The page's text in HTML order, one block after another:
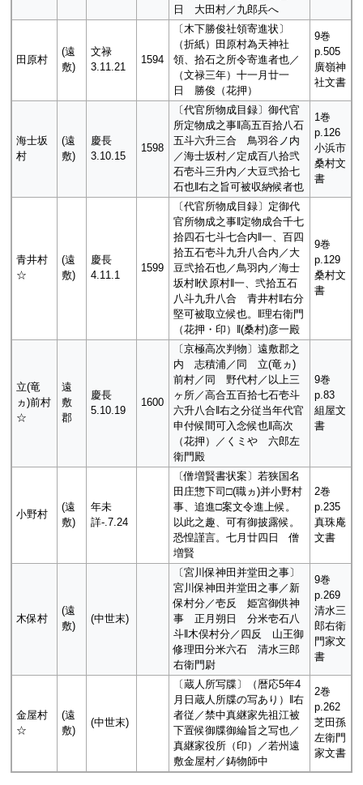
日 大田村／九郎兵へ
田原村
(遠
敷)
文禄
3.11.21
1594
〔木下勝俊社領寄進状〕
（折紙）田原村為天神社
領、拾石之所令寄進者也／
（文禄三年）十一月廿一
日 勝俊（花押）
9巻
p.505
廣嶺神
社文書
海士坂
村
(遠
敷)
慶長
3.10.15
1598
〔代官所物成目録〕御代官
所定物成之事‖高五百拾八石
五斗六升三合 鳥羽谷ノ内
／海士坂村／定成百八拾弐
石壱斗三升内／大豆弐拾七
石也‖右之旨可被収納候者也
1巻
p.126
小浜市
桑村文
書
青井村
☆
(遠
敷)
慶長
4.11.1
1599
〔代官所物成目録〕定御代
官所物成之事‖定物成合千七
拾四石七斗七合内‖一、百四
拾五石壱斗九升八合内／大
豆弐拾石也／鳥羽内／海士
坂村‖伏原村‖一、弐拾五石
八斗九升八合 青井村‖右分
堅可被取立候也。‖理右衛門
（花押・印）‖(桑村)彦一殿
9巻
p.129
桑村文
書
立(竜
ヵ)前村
☆
遠
敷
郡
慶長
5.10.19
1600
〔京極高次判物〕遠敷郡之
内 志積浦／同 立(竜ヵ)
前村／同 野代村／以上三
ヶ所／高合五百拾七石壱斗
六升八合‖右之分従当年代官
申付候間可入念候也‖高次
（花押）／くミや 六郎左
衛門殿
9巻
p.83
組屋文
書
小野村
(遠
敷)
年未
詳-.7.24
〔僧増賢書状案〕若狭国名
田庄惣下司□(職ヵ)并小野村
事、追進□案文令進上候。
以此之趣、可有御披露候。
恐惶謹言。七月廿四日 僧
増賢
2巻
p.235
真珠庵
文書
木保村
(遠
敷)
(中世末)
〔宮川保神田并堂田之事〕
宮川保神田并堂田之事／新
保村分／壱反 姫宮御供神
事 正月朔日 分米壱石八
斗‖木俣村分／四反 山王御
修理田分米六石 清水三郎
右衛門尉
9巻
p.269
清水三
郎右衛
門家文
書
金屋村
☆
(遠
敷)
(中世末)
〔蔵人所写牒〕（暦応5年4
月日蔵人所牒の写あり）‖右
者従／禁中真継家先祖江被
下置候御牒御綸旨之写也／
真継家役所（印）／若州遠
敷金屋村／鋳物師中
2巻
p.262
芝田孫
左衛門
家文書